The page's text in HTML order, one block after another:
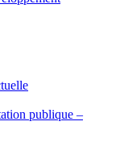
publique –